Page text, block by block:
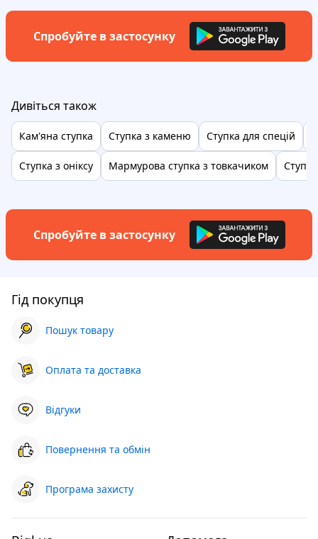
Спробуйте в застосунку
Дивіться також
Кам'яна ступка Ступка з каменю Ступка для спецій
Ступка з оніксу Мармурова ступка з товкачиком
Спробуйте в застосунку
Гід покупця
Пошук товару
Оплата та доставка
Відгуки
Повернення та обмін
Програма захисту